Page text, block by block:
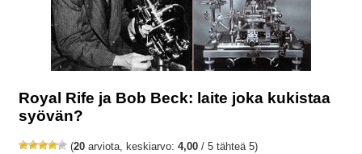
Royal Rife ja Bob Beck: laite joka kukistaa
syövän?
(20 arviota, keskiarvo: 4,00 / 5 tähteä 5)